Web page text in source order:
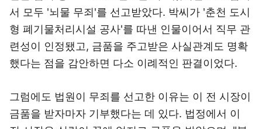
서 모두 '뇌물 무죄'를 선고받았다. 박씨가 '춘천 도시
형 폐기물처리시설 공사'를 따낸 인물이어서 직무 관
련성이 인정됐고, 금품을 주고받은 사실관계도 명확
했다는 점을 감안하면 다소 이례적인 판결이었다.
그럼에도 법원이 무죄를 선고한 이유는 이 전 시장이
금품을 받자마자 기부했다는 데 있다. 법정에서 이